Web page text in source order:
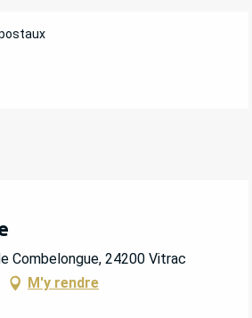
Combelongue, 24200 Vitrac
M'y rendre